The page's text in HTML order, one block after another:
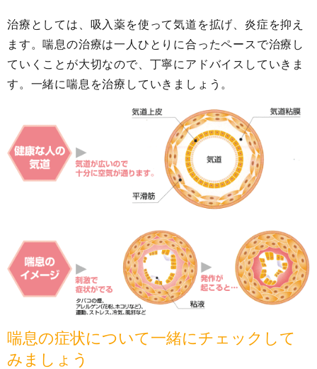
治療としては、吸入薬を使って気道を拡げ、炎症を抑え
ます。喘息の治療は一人ひとりに合ったペースで治療し
ていくことが大切なので、丁寧にアドバイスしていきま
す。一緒に喘息を治療していきましょう。
喘息の症状について一緒にチェックして
みましょう